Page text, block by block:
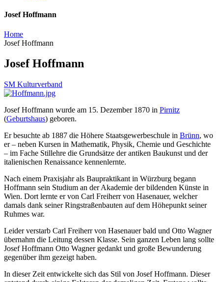
Josef Hoffmann
Home
Josef Hoffmann
Josef Hoffmann
SM Kulturverband
Josef Hoffmann wurde am 15. Dezember 1870 in Pirnitz
(Geburtshaus) geboren.
Er besuchte ab 1887 die Höhere Staatsgewerbeschule in Brünn, wo
er – neben Kursen in Mathematik, Physik, Chemie und Geschichte
– im Fache Stillehre die Grundsätze der antiken Baukunst und der
italienischen Renaissance kennenlernte.
Nach einem Praxisjahr als Baupraktikant in Würzburg begann
Hoffmann sein Studium an der Akademie der bildenden Künste in
Wien. Dort lernte er von Carl Freiherr von Hasenauer, welcher
damals dank seiner Ringstraßenbauten auf dem Höhepunkt seiner
Ruhmes war.
Leider verstarb Carl Freiherr von Hasenauer bald und Otto Wagner
übernahm die Leitung dessen Klasse. Sein ganzen Leben lang sollte
Josef Hoffmann Otto Wagner gedankt und große Bewunderung
gegenüber ihm gezeigt haben.
In dieser Zeit entwickelte sich das Stil von Josef Hoffmann. Dieser